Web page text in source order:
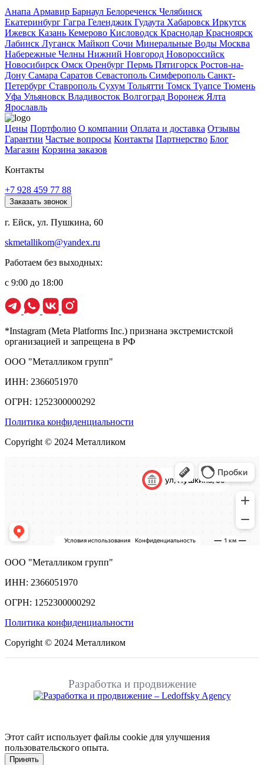
Анапа Армавир Барнаул Белореченск Челябинск
Екатеринбург Гагра Геленджик Гудаута Хабаровск Иркутск
Ижевск Казань Кемерово Кисловодск Краснодар Красноярск
Лабинск Луганск Майкоп Сочи Минеральные Воды Москва
Набережные Челны Нижний Новгород Новороссийск
Новосибирск Омск Оренбург Пермь Пятигорск Ростов-на-
Дону Самара Саратов Севастополь Симферополь Санкт-
Петербург Ставрополь Сухум Тольятти Томск Туапсе Тюмень
Уфа Ульяновск Владивосток Волгоград Воронеж Ялта
Ярославль
Цены Портфолио О компании Оплата и доставка Отзывы
Гарантии Частые вопросы Контакты Партнерство Блог
Магазин Корзина заказов
Контакты
+7 928 459 77 88
Заказать звонок
г. Ейск, ул. Пушкина, 60
skmetallikom@yandex.ru
Работаем без выходных:
с 9:00 до 18:00
*Instagram (Meta Platforms Inc.) признана экстремистской
организацией и запрещена в РФ
ООО "Металликом групп"
ИНН: 2366051970
ОГРН: 1252300000292
Политика конфиденциальности
Copyright © 2024 Металликом
ООО "Металликом групп"
ИНН: 2366051970
ОГРН: 1252300000292
Политика конфиденциальности
Copyright © 2024 Металликом
Разработка и продвижение
Этот сайт использует файлы cookie для улучшения
пользовательского опыта.
Принять